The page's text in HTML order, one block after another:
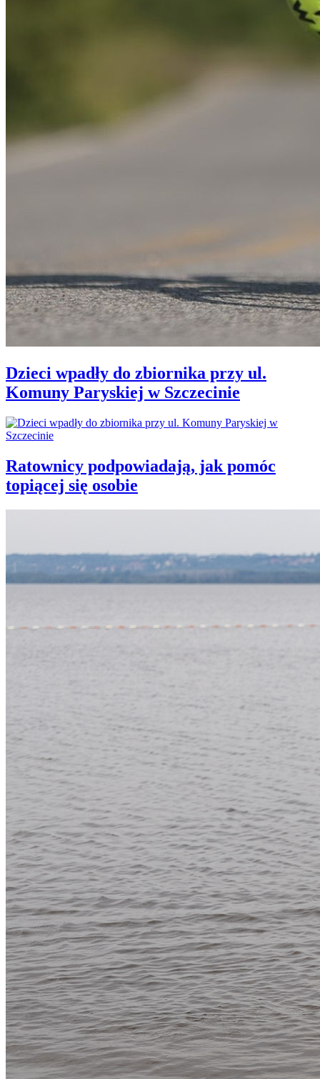
Dzieci wpadły do zbiornika przy ul.
Komuny Paryskiej w Szczecinie
Ratownicy podpowiadają, jak pomóc
topiącej się osobie